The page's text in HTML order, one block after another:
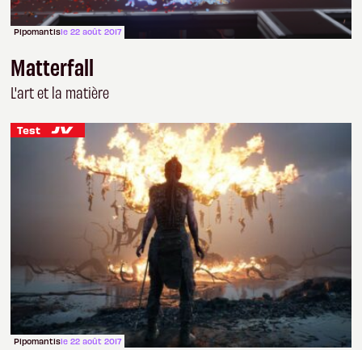
Pipomantisle 22 août 2017
Matterfall
L'art et la matière
Test
Pipomantisle 22 août 2017